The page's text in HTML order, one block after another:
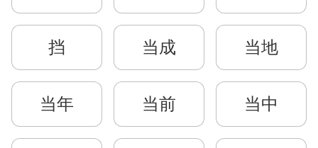
挡 当成 当地
当年 当前 当中